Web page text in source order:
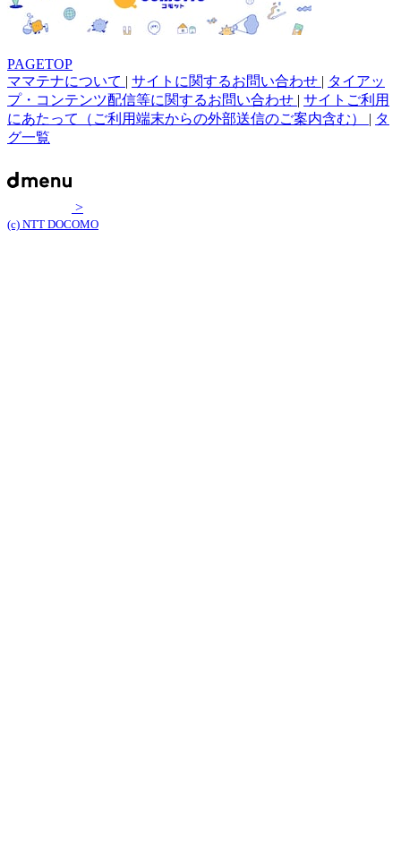
PAGETOP
ママテナについて | サイトに関するお問い合わせ | タイアッ
プ・コンテンツ配信等に関するお問い合わせ | サイトご利用
にあたって（ご利用端末からの外部送信のご案内含む） | タ
グ一覧
>
(c) NTT DOCOMO